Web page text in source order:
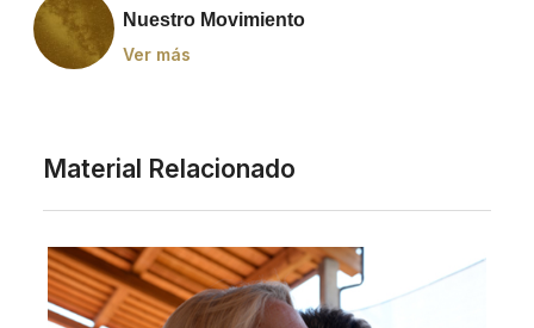
Nuestro Movimiento
Ver más
Material Relacionado